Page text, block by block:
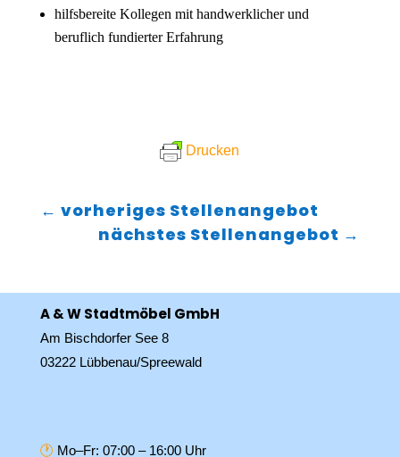
hilfsbereite Kollegen mit handwerklicher und
beruflich fundierter Erfahrung
Drucken
← vorheriges Stellenangebot
nächstes Stellenangebot →
A & W Stadtmöbel GmbH
Am Bischdorfer See 8
03222 Lübbenau/Spreewald
🕐 Mo–Fr: 07:00 – 16:00 Uhr